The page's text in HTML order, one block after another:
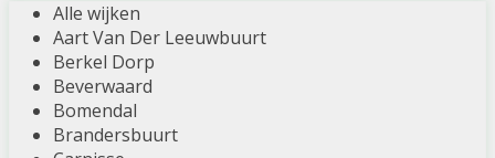
Alle wijken
Aart Van Der Leeuwbuurt
Berkel Dorp
Beverwaard
Bomendal
Brandersbuurt